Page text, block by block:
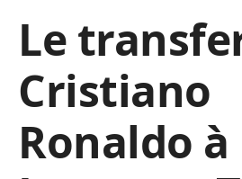
Le
Cristiano
Ronaldo à